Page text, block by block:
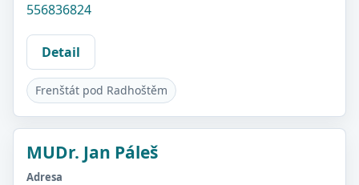
556836824
Detail
Frenštát pod Radhoštěm
MUDr. Jan Páleš
Adresa